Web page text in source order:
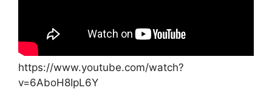
https://www.youtube.com/watch?
v=6AboH8IpL6Y